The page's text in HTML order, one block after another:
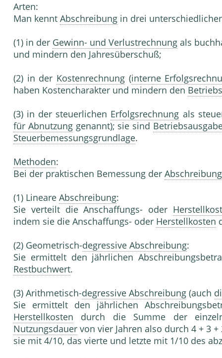
Arten:
Man kennt Abschreibung in drei
(1) in der Gewinn- und Verlustrechnung als
und mindern den Jahresüberschuß;
(2) in der Kostenrechnung (interne
haben Kostencharakter und mindern den
(3) in der steuerlichen Erfolgsrechnung als
für Abnutzunggenannt); sie sind
Steuerbemessungsgrundlage.
Methoden:
Bei der praktischen Bemessung der Abschreibung
(1) Lineare Abschreibung:
Sie verteilt die Anschaffungs- oder
indem sie die Anschaffungs- oder Herstellkosten
(2) Geometrisch-degressive Abschreibung:
Sie ermittelt den jährlichen
Restbuchwert.
(3) Arithmetisch-degressive Abschreibung (auch
Sie ermittelt den jährlichen
Herstellkosten durch die Summe der
Nutzungsdauer von vier Jahren also durch 4 + 3
sie mit 4/10, das vierte und letzte mit 1/10 des